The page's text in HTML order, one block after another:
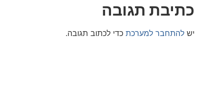
תגובה
למערכתכדי לכתוב תגובה.